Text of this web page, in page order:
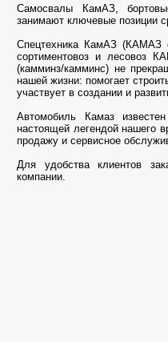
Самосвалы КамАЗ,
занимают ключевые позиции
Спецтехника КамАЗ (КАМАЗ
сортиментовоз и лесовоз
(камминз/камминс) не
нашей жизни: помогает
участвует в создании и
Автомобиль Камаз
настоящей легендой нашего
продажу и сервисное
Для удобства клиентов
компании.